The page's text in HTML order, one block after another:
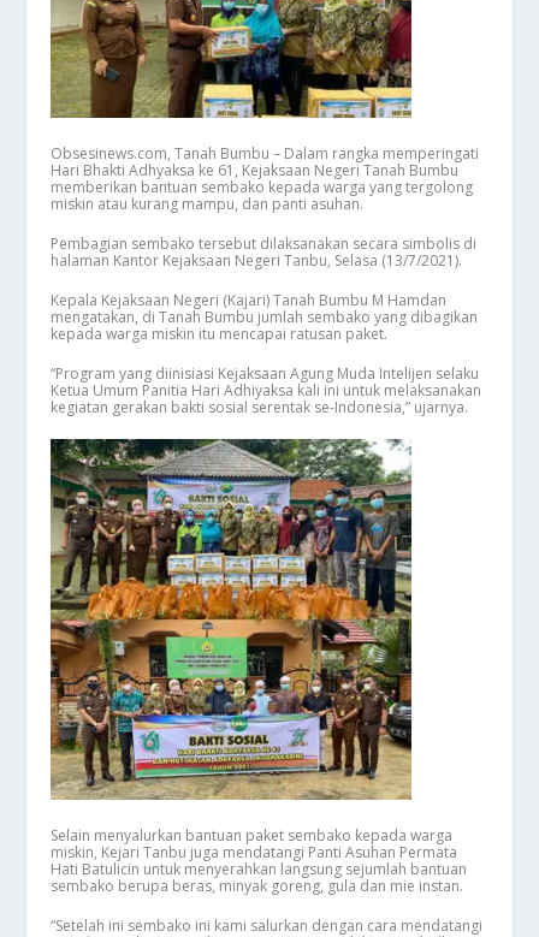
Obsesinews.com, Tanah Bumbu – Dalam rangka memperingati
Hari Bhakti Adhyaksa ke 61, Kejaksaan Negeri Tanah Bumbu
memberikan bantuan sembako kepada warga yang tergolong
miskin atau kurang mampu, dan panti asuhan.
Pembagian sembako tersebut dilaksanakan secara simbolis di
halaman Kantor Kejaksaan Negeri Tanbu, Selasa (13/7/2021).
Kepala Kejaksaan Negeri (Kajari) Tanah Bumbu M Hamdan
mengatakan, di Tanah Bumbu jumlah sembako yang dibagikan
kepada warga miskin itu mencapai ratusan paket.
“Program yang diinisiasi Kejaksaan Agung Muda Intelijen selaku
Ketua Umum Panitia Hari Adhiyaksa kali ini untuk melaksanakan
kegiatan gerakan bakti sosial serentak se-Indonesia,” ujarnya.
Selain menyalurkan bantuan paket sembako kepada warga
miskin, Kejari Tanbu juga mendatangi Panti Asuhan Permata
Hati Batulicin untuk menyerahkan langsung sejumlah bantuan
sembako berupa beras, minyak goreng, gula dan mie instan.
“Setelah ini sembako ini kami salurkan dengan cara mendatangi